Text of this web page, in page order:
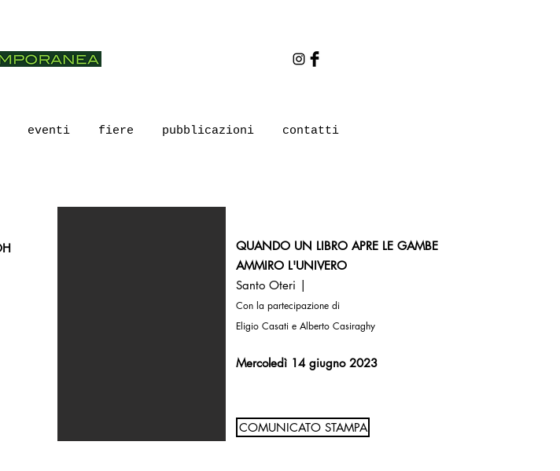
eventi fiere pubblicazioni contatti
QUANDO UN LIBRO APRE LE GAMBE
AMMIRO L'UNIVERO
Santo Oteri |
Con la partecipazione di
Eligio Casati e Alberto Casiraghy
Mercoledì 14 giugno 2023
COMUNICATO STAMPA